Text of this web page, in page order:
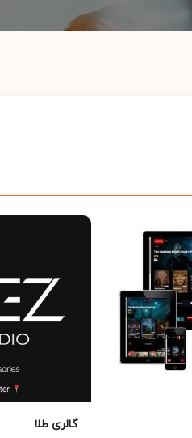
گالری طلا